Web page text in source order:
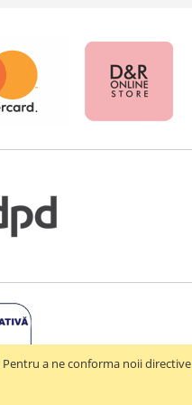
Pentru a ne conforma noii